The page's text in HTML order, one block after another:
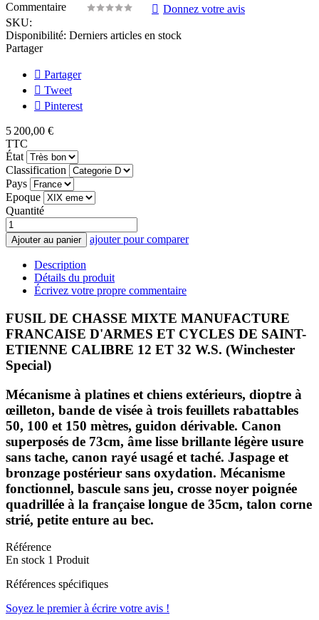
Commentaire
Donnez votre avis
SKU:
Disponibilité: Derniers articles en stock
Partager
Partager
Tweet
Pinterest
5 200,00 €
TTC
État
Classification
Pays
Epoque
Quantité
Ajouter au panier ajouter pour comparer
Description
Détails du produit
Écrivez votre propre commentaire
FUSIL DE CHASSE MIXTE MANUFACTURE
FRANCAISE D'ARMES ET CYCLES DE SAINT-
ETIENNE CALIBRE 12 ET 32 W.S. (Winchester
Special)
Mécanisme à platines et chiens extérieurs, dioptre à
œilleton, bande de visée à trois feuillets rabattables
50, 100 et 150 mètres, guidon dérivable. Canon
superposés de 73cm, âme lisse brillante légère usure
sans tache, canon rayé usagé et taché. Jaspage et
bronzage postérieur sans oxydation. Mécanisme
fonctionnel, bascule sans jeu, crosse noyer poignée
quadrillée à la française longue de 35cm, talon corne
strié, petite enture au bec.
Référence
En stock 1 Produit
Références spécifiques
Soyez le premier à écrire votre avis !